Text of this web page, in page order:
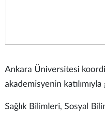
Ankara Üniversitesi
akademisyenin
Sağlık Bilimleri, Sosyal